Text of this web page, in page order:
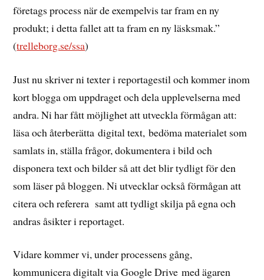
företags process när de exempelvis tar fram en ny
produkt; i detta fallet att ta fram en ny läsksmak.”
(trelleborg.se/ssa)
Just nu skriver ni texter i reportagestil och kommer inom
kort blogga om uppdraget och dela upplevelserna med
andra. Ni har fått möjlighet att utveckla förmågan att:
läsa och återberätta digital text, bedöma materialet som
samlats in, ställa frågor, dokumentera i bild och
disponera text och bilder så att det blir tydligt för den
som läser på bloggen. Ni utvecklar också förmågan att
citera och referera samt att tydligt skilja på egna och
andras åsikter i reportaget.
Vidare kommer vi, under processens gång,
kommunicera digitalt via Google Drive med ägaren